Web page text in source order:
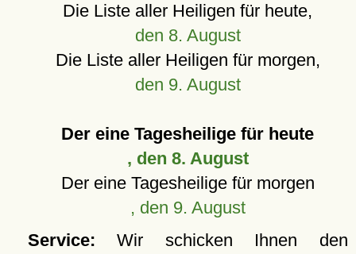
Die Liste aller Heiligen für heute,
den 8. August
Die Liste aller Heiligen für morgen,
den 9. August
Der eine Tagesheilige für heute
, den 8. August
Der eine Tagesheilige für morgen
, den 9. August
Service: Wir schicken Ihnen den